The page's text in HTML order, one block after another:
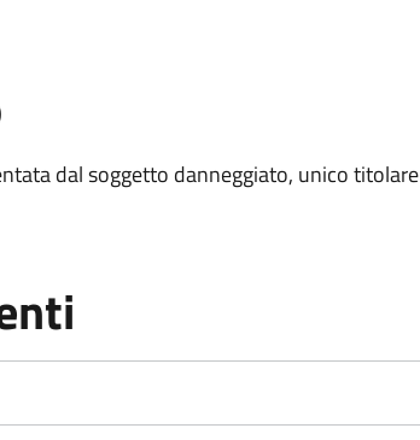
dal soggetto danneggiato, unico titolare